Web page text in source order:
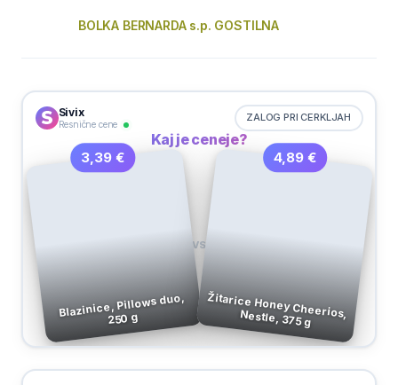
BOLKA BERNARDA s.p. GOSTILNA
Sivix
Resnične cene
ZALOG PRI CERKLJAH
Kaj je ceneje?
3,39 €
Blazinice, Pillows duo,
250 g
VS
4,89 €
Žitarice Honey Cheerios, Nestle, 375 g